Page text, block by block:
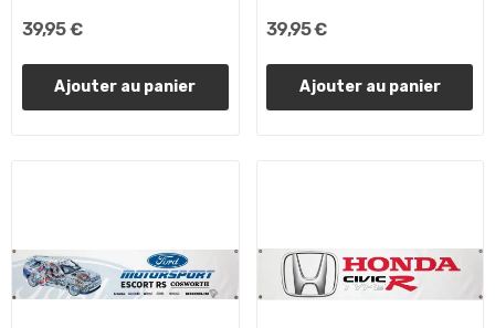
39,95 €
Ajouter au panier
39,95 €
Ajouter au panier